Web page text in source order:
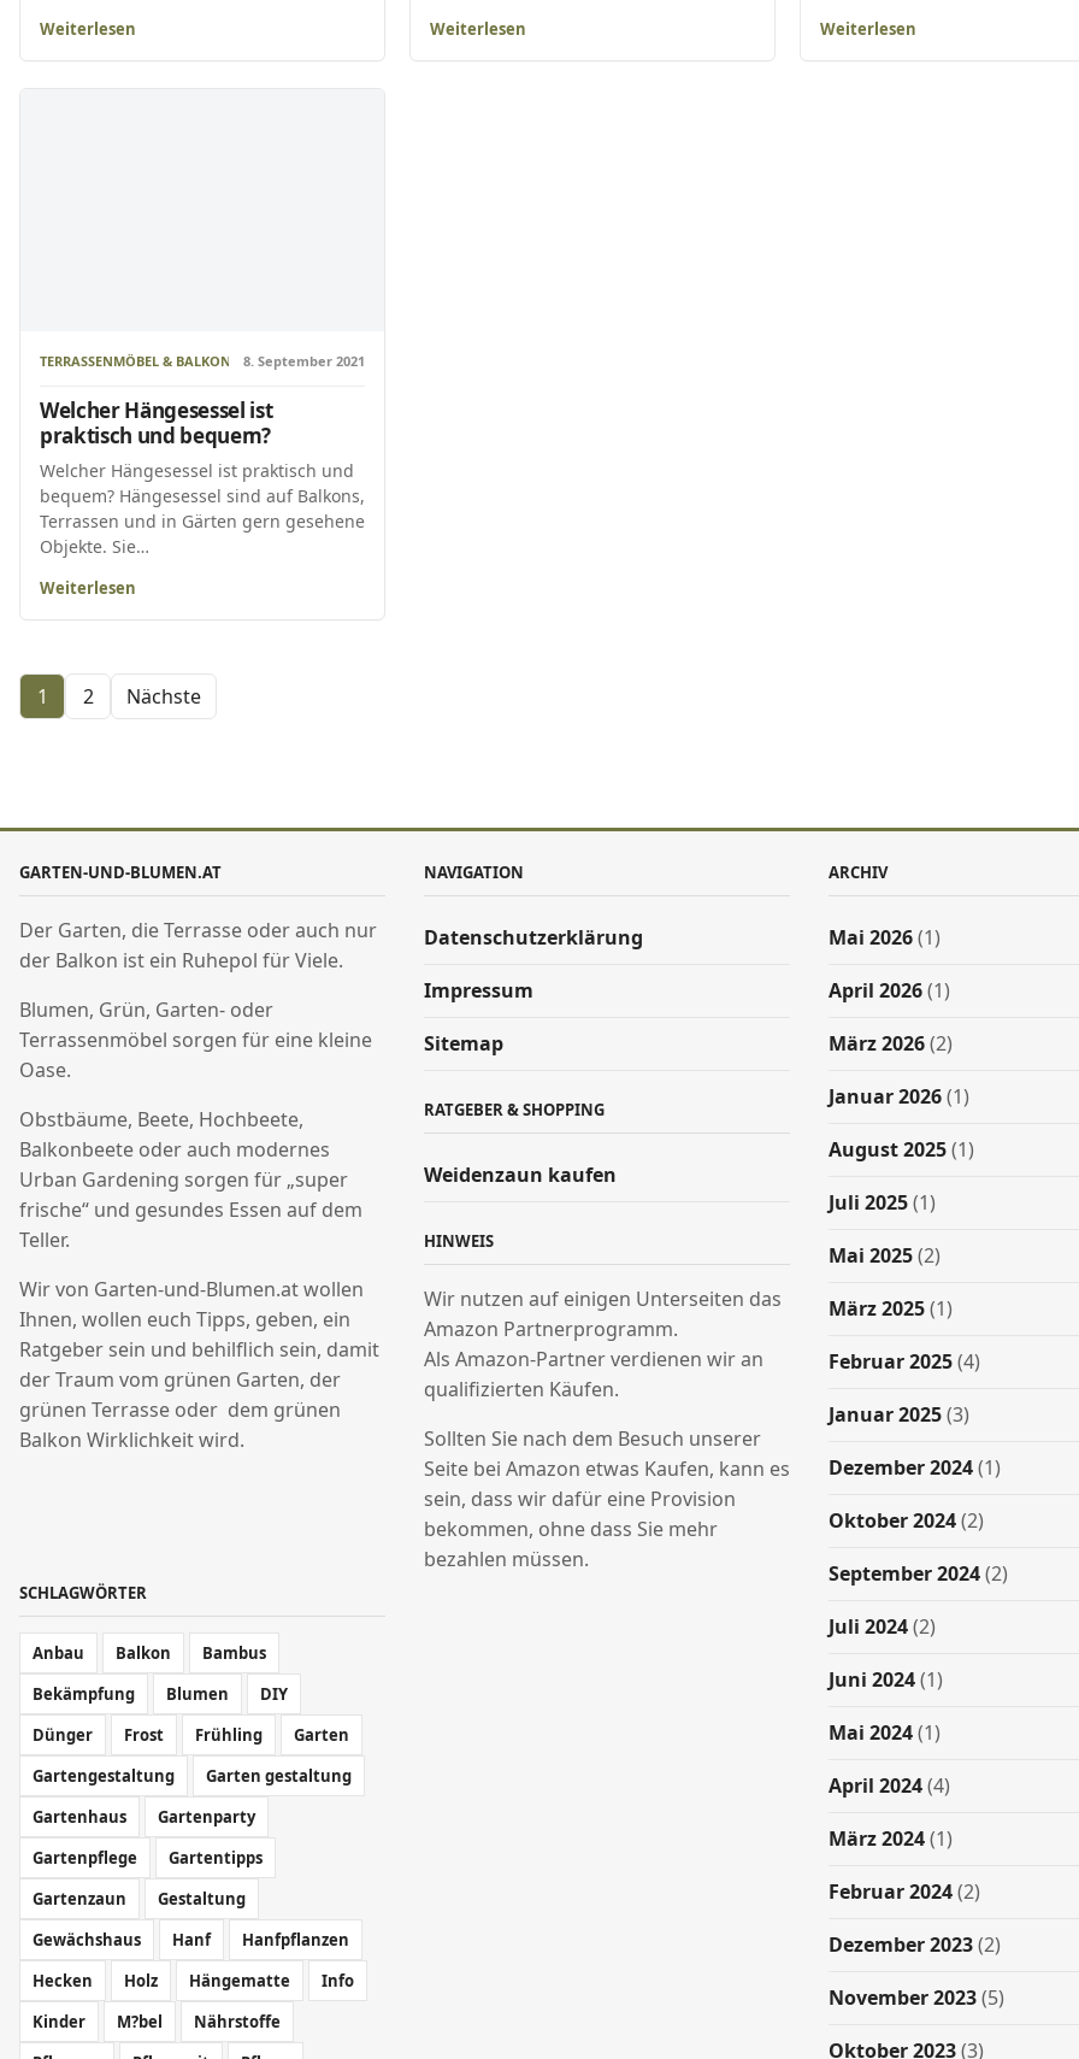
Weiterlesen Weiterlesen Weiterlesen
TERRASSENMÖBEL & BALKONMÖBEL8. September 2021
Welcher Hängesessel ist
praktisch und bequem?
Welcher Hängesessel ist praktisch und
bequem? Hängesessel sind auf Balkons,
Terrassen und in Gärten gern gesehene
Objekte. Sie…
Weiterlesen
Seitennummerierung der Beiträge
1 2 Nächste
GARTEN-UND-BLUMEN.AT
Der Garten, die Terrasse oder auch nur
der Balkon ist ein Ruhepol für Viele.
Blumen, Grün, Garten- oder
Terrassenmöbel sorgen für eine kleine
Oase.
Obstbäume, Beete, Hochbeete,
Balkonbeete oder auch modernes
Urban Gardening sorgen für „super
frische“ und gesundes Essen auf dem
Teller.
Wir von Garten-und-Blumen.at wollen
Ihnen, wollen euch Tipps, geben, ein
Ratgeber sein und behilflich sein, damit
der Traum vom grünen Garten, der
grünen Terrasse oder dem grünen
Balkon Wirklichkeit wird.
SCHLAGWÖRTER
Anbau Balkon
Bambus
Bekämpfung
Blumen
DIY
Dünger
Frost Frühling
Garten
Gartengestaltung
Garten gestaltung
Gartenhaus
Gartenparty
Gartenpflege
Gartentipps
Gartenzaun
Gestaltung
Gewächshaus
Hanf
Hanfpflanzen
Hecken
Holz Hängematte
Info
Kinder
M?bel
Nährstoffe
NAVIGATION
Datenschutzerklärung
Impressum
Sitemap
RATGEBER & SHOPPING
Weidenzaun kaufen
HINWEIS
Wir nutzen auf einigen Unterseiten das
Amazon Partnerprogramm.
Als Amazon-Partner verdienen wir an
qualifizierten Käufen.
Sollten Sie nach dem Besuch unserer
Seite bei Amazon etwas Kaufen, kann es
sein, dass wir dafür eine Provision
bekommen, ohne dass Sie mehr
bezahlen müssen.
ARCHIV
Mai 2026(1)
April 2026(1)
März 2026(2)
Januar 2026(1)
August 2025(1)
Juli 2025(1)
Mai 2025(2)
März 2025(1)
Februar 2025(4)
Januar 2025(3)
Dezember 2024(1)
Oktober 2024(2)
September 2024(2)
Juli 2024(2)
Juni 2024(1)
Mai 2024(1)
April 2024(4)
März 2024(1)
Februar 2024(2)
Dezember 2023(2)
November 2023(5)
Oktober 2023(3)